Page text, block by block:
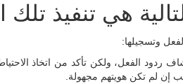
هي تنفيذ تلك
وتسجيلها:
ردود الفعل، ولكن تأكد من اتخاذ
إن لم تكن هويتهم مجهولة.